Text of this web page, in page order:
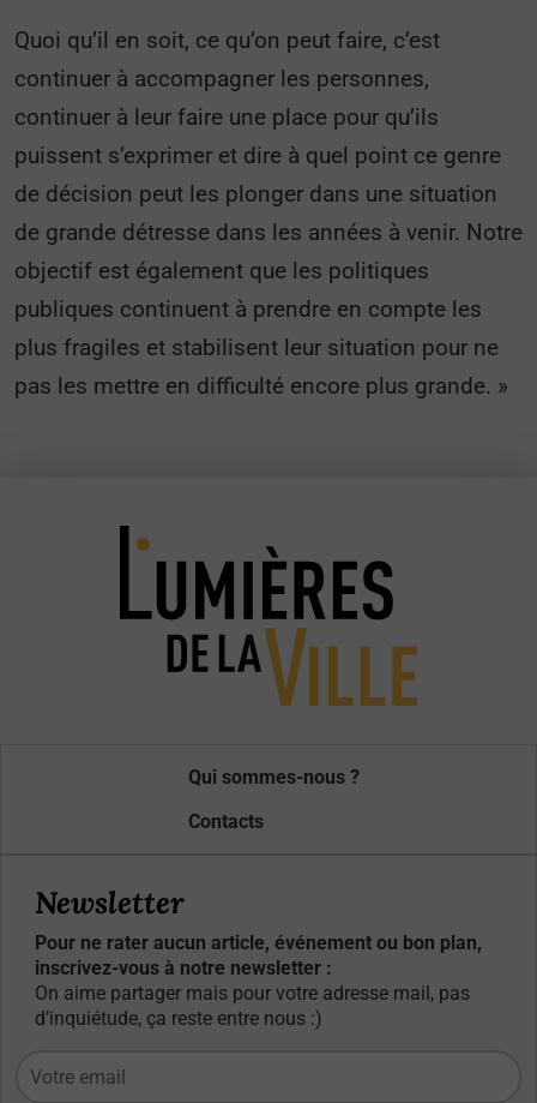
Quoi qu’il en soit, ce qu’on peut faire, c’est
continuer à accompagner les personnes,
continuer à leur faire une place pour qu’ils
puissent s’exprimer et dire à quel point ce genre
de décision peut les plonger dans une situation
de grande détresse dans les années à venir. Notre
objectif est également que les politiques
publiques continuent à prendre en compte les
plus fragiles et stabilisent leur situation pour ne
pas les mettre en difficulté encore plus grande. »
Qui sommes-nous ?
Contacts
Newsletter
Pour ne rater aucun article, événement ou bon plan,
inscrivez-vous à notre newsletter :
On aime partager mais pour votre adresse mail, pas
d’inquiétude, ça reste entre nous :)